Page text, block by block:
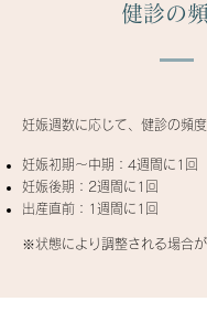
健診の
妊娠週数に応じて、健診の頻度
妊娠初期〜中期：4週間に1回
妊娠後期：2週間に1回
出産直前：1週間に1回
※状態により調整される場合